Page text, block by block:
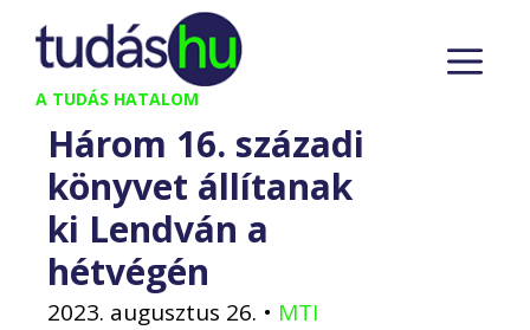
Kilépés
tartalomba
A TUDÁS HATALOM
Három 16. századi
könyvet állítanak
ki Lendván a
hétvégén
2023. augusztus 26. • MTI